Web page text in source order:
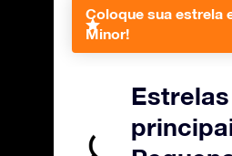
Coloque sua estrela
Minor!
Estrelas